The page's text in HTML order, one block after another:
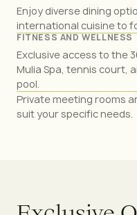
Enjoy diverse dining
international cuisine to
FITNESS AND WELLNESS
Exclusive access to the
Mulia Spa, tennis court,
pool.
Private meeting rooms
suit your specific needs.